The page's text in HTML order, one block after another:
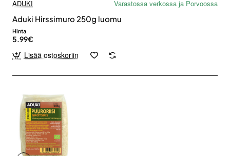
ADUKI
Varastossa verkossa ja Porvoossa
Aduki Hirssimuro 250g luomu
Hinta
5.99€
Lisää ostoskoriin